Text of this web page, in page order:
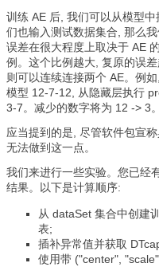
训练 AE 后, 我们可以从模型
们也输入测试数据集合, 那么
误差在很大程度上取决于 AE
例。这个比例越大, 复原的误
则可以连续连接两个 AE。例
模型 12-7-12, 从隐藏层执行
3-7。减少的数字将为 12 -> 3
应当提到的是, 尽管软件包宣
无法做到这一点。
我们来进行一些实验。您已经
结果。以下是计算顺序:
从 dataSet 集合中创建
表;
插补异常值并获取
使用带 ("center",